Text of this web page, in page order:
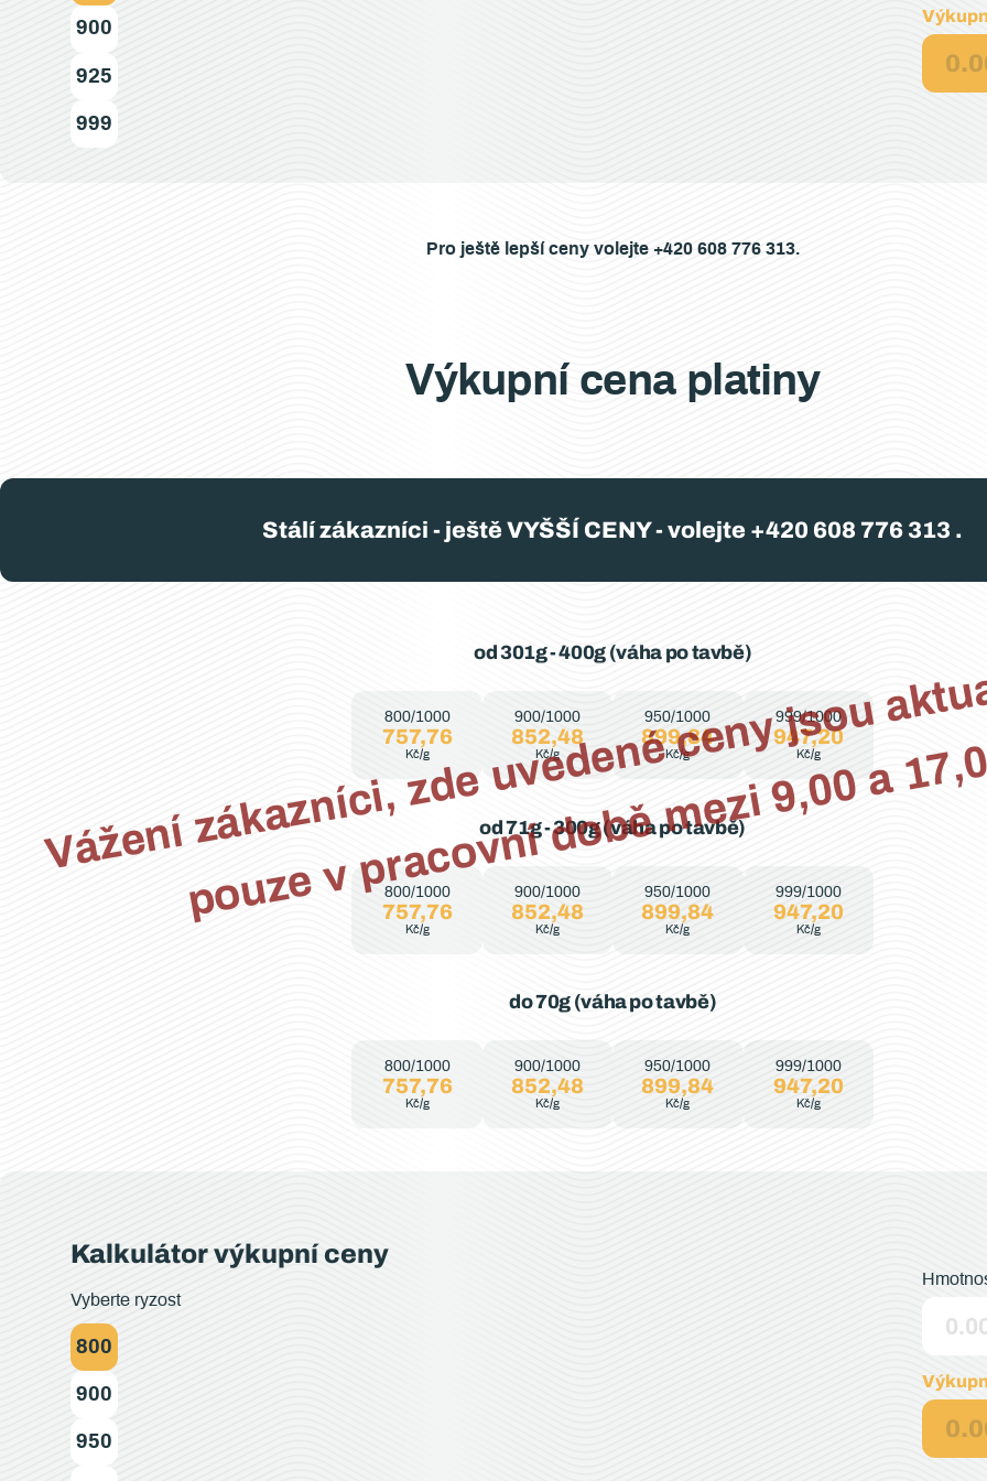
900
925
999
Pro ještě lepší ceny volejte +420 608 776 313.
Výkupní cena platiny
y
Stálí zákazníci - ještě VYŠŠÍ CENY - volejte +420 608 776 313 .
od 301g - 400g (váha po tavbě)
800/1000
757,76
Kč/g
900/1000
852,48
Kč/g
950/1000
899,84
Kč/g
999/1000
947,20
Kč/g
od 71g - 300g (váha po tavbě)
800/1000
757,76
Kč/g
900/1000
852,48
Kč/g
950/1000
899,84
Kč/g
999/1000
947,20
Kč/g
do 70g (váha po tavbě)
800/1000
757,76
Kč/g
900/1000
852,48
Kč/g
950/1000
899,84
Kč/g
999/1000
947,20
Kč/g
Kalkulátor výkupní ceny
Vyberte ryzost
800
900
950